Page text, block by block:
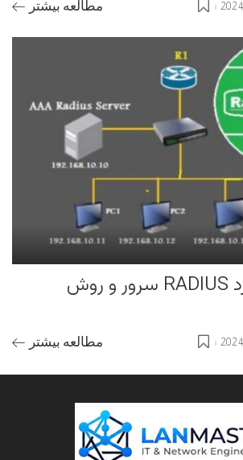
مطالعه بیشتر
آشنایی با کارکرد RADIUS سرور و روش
مطالعه بیشتر